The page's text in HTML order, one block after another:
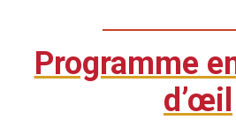
Programme
d’œil